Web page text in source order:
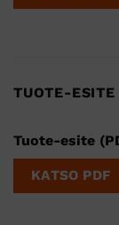
TUOTE-
Tuote-esite
KATSO PDF